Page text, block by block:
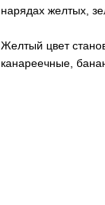
нарядах желтых,
Желтый цвет
канареечные,